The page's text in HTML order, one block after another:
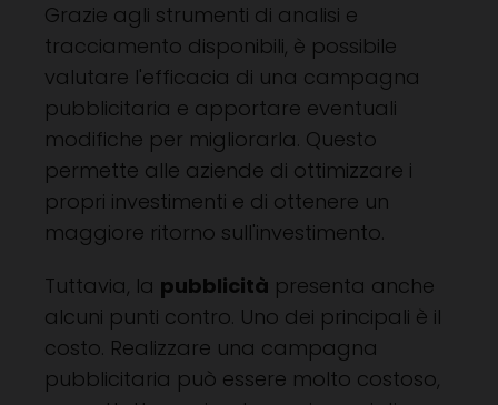
Grazie agli strumenti di analisi e
tracciamento disponibili, è possibile
valutare l'efficacia di una campagna
pubblicitaria e apportare eventuali
modifiche per migliorarla. Questo
permette alle aziende di ottimizzare i
propri investimenti e di ottenere un
maggiore ritorno sull'investimento.
Tuttavia, la pubblicità presenta anche
alcuni punti contro. Uno dei principali è il
costo. Realizzare una campagna
pubblicitaria può essere molto costoso,